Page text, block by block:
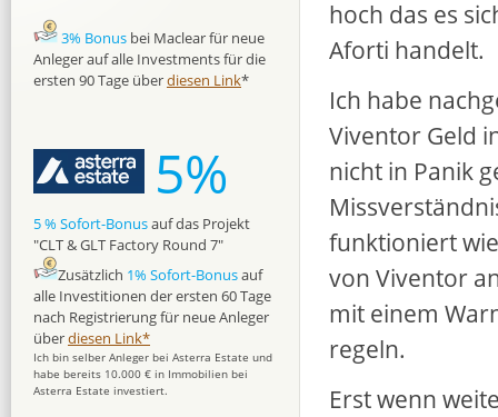
hoch das es
Aforti handelt.
Ich habe
Viventor Geld
nicht in Panik
funktioniert
von Viventor
mit einem
regeln.
Erst wenn
3% Bonus bei Maclear für neue
Anleger auf alle Investments für die
ersten 90 Tage überdiesen Link*
5%
5 % Sofort-Bonusauf das Projekt
"CLT & GLT Factory Round 7"
Zusätzlich 1% Sofort-Bonusauf
alle Investitionen der ersten 60 Tage
nach Registrierung für neue Anleger
überdiesen Link*
Ich bin selber Anleger bei Asterra Estate und
habe bereits 10.000 € in Immobilien bei
Asterra Estate investiert.